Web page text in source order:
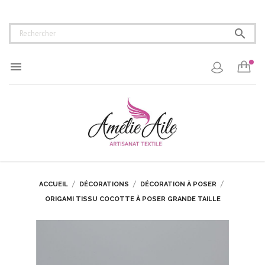


ACCUEIL DÉCORATIONS
DÉCORATION À POSER
ORIGAMI TISSU COCOTTE À POSER GRANDE TAILLE